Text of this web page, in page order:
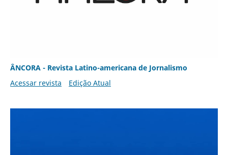
ÂNCORA - Revista Latino-americana de Jornalismo
Acessar revista
Edição Atual